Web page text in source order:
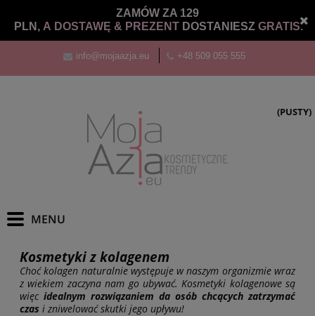
ZAMÓW ZA 129
PLN, A DOSTAWĘ & PREZENT DOSTANIESZ GRATIS.
info@mojaazja.eu +48 509 055 555
(PUSTY)
Kosmetyki z kolagenem
Choć kolagen naturalnie występuje w naszym organizmie wraz
z wiekiem zaczyna nam go ubywać. Kosmetyki kolagenowe są
więc idealnym rozwiązaniem da osób chcących zatrzymać
czas i zniwelować skutki jego upływu!